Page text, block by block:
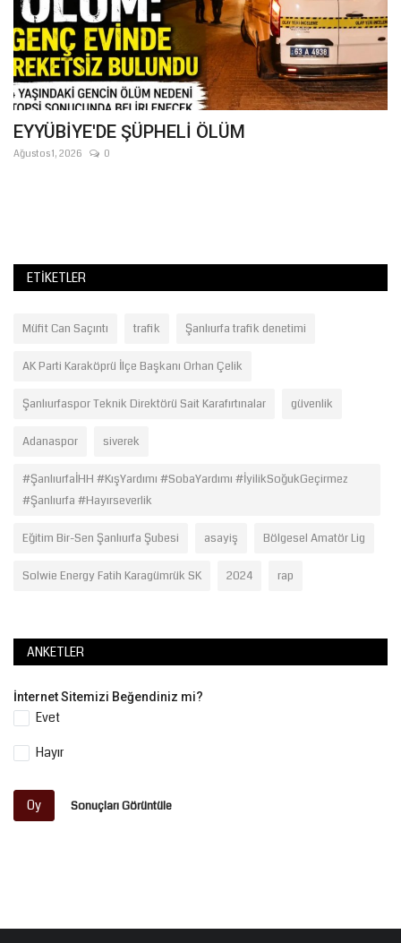
EYYÜBİYE'DE ŞÜPHELİ ÖLÜM
Ağustos 1, 2026 0
ETIKETLER
Müfit Can Saçıntı trafik Şanlıurfa trafik denetimi
AK Parti Karaköprü İlçe Başkanı Orhan Çelik
Şanlıurfaspor Teknik Direktörü Sait Karafırtınalar güvenlik
Adanaspor siverek
#ŞanlıurfaİHH #KışYardımı #SobaYardımı #İyilikSoğukGeçirmez
#Şanlıurfa #Hayırseverlik
Eğitim Bir-Sen Şanlıurfa Şubesi asayiş Bölgesel Amatör Lig
Solwie Energy Fatih Karagümrük SK 2024 rap
ANKETLER
İnternet Sitemizi Beğendiniz mi?
Evet
Hayır
Oy Sonuçları Görüntüle